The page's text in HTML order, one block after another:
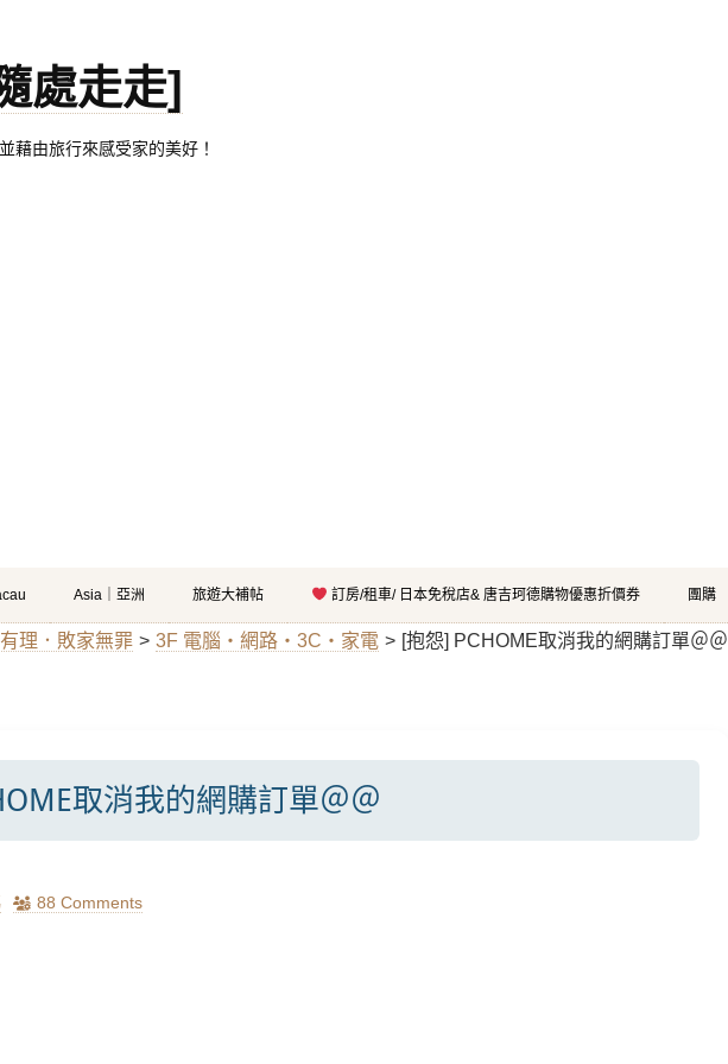
處走走]
由旅行來感受家的美好！
Asia｜亞洲 旅遊大補帖 訂房/租車/ 日本免稅店& 唐吉珂德購物優惠折價券 團購
理．敗家無罪 > 3F 電腦‧網路‧3C‧家電 > [抱怨] PCHOME取消我的網購訂單＠＠
取消我的網購訂單＠＠
88 Comments